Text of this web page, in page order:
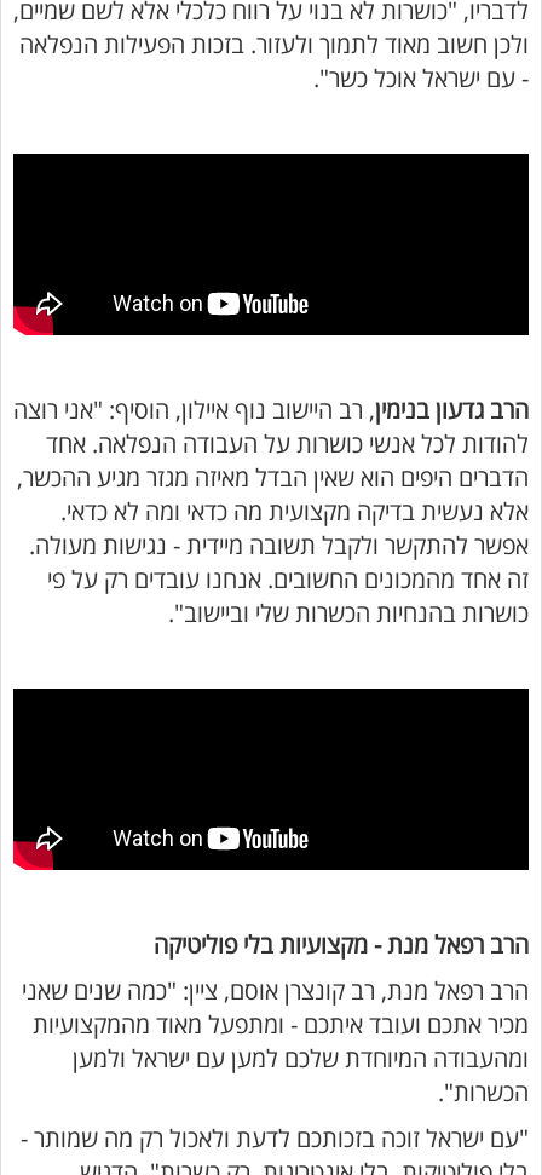
לדבריו, "כושרות לא בנוי על רווח כלכלי אלא לשם שמיים,
ולכן חשוב מאוד לתמוך ולעזור. בזכות הפעילות הנפלאה
- עם ישראל אוכל כשר".
הרב גדעון בנימין, רב היישוב נוף איילון, הוסיף: "אני רוצה
להודות לכל אנשי כושרות על העבודה הנפלאה. אחד
הדברים היפים הוא שאין הבדל מאיזה מגזר מגיע ההכשר,
אלא נעשית בדיקה מקצועית מה כדאי ומה לא כדאי.
אפשר להתקשר ולקבל תשובה מיידית - נגישות מעולה.
זה אחד מהמכונים החשובים. אנחנו עובדים רק על פי
כושרות בהנחיות הכשרות שלי וביישוב".
הרב רפאל מנת - מקצועיות בלי פוליטיקה
הרב רפאל מנת, רב קונצרן אוסם, ציין: "כמה שנים שאני
מכיר אתכם ועובד איתכם - ומתפעל מאוד מהמקצועיות
ומהעבודה המיוחדת שלכם למען עם ישראל ולמען
הכשרות".
"עם ישראל זוכה בזכותכם לדעת ולאכול רק מה שמותר -